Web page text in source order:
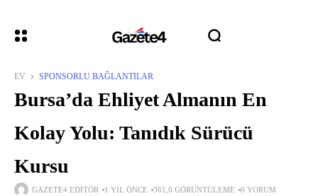
EV SPONSORLU BAĞLANTILAR
Bursa’da Ehliyet Almanın En
Kolay Yolu: Tanıdık Sürücü
Kursu
GAZETE4 EDITÖR 1 YIL ÖNCE 361,0 GÖRÜNTÜLEME 0 YORUM